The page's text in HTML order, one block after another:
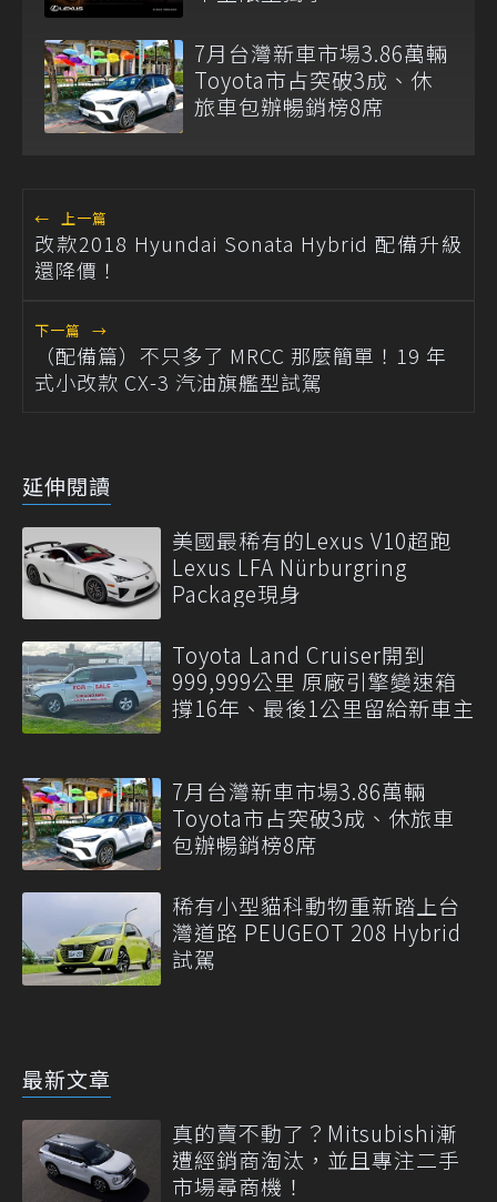
7月台灣新車市場3.86萬輛
Toyota市占突破3成、休
旅車包辦暢銷榜8席
← 上一篇
改款2018 Hyundai Sonata Hybrid 配備升級
還降價！
下一篇 →
（配備篇）不只多了 MRCC 那麼簡單！19 年
式小改款 CX-3 汽油旗艦型試駕
延伸閱讀
美國最稀有的Lexus V10超跑
Lexus LFA Nürburgring
Package現身
Toyota Land Cruiser開到
999,999公里 原廠引擎變速箱
撐16年、最後1公里留給新車主
7月台灣新車市場3.86萬輛
Toyota市占突破3成、休旅車
包辦暢銷榜8席
稀有小型貓科動物重新踏上台
灣道路 PEUGEOT 208 Hybrid
試駕
最新文章
真的賣不動了？Mitsubishi漸
遭經銷商淘汰，並且專注二手
市場尋商機！